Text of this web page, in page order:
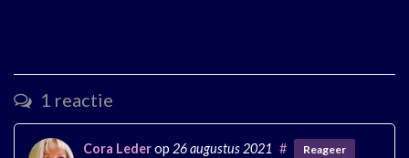
1 reactie
Cora Lederop 26 augustus 2021 # Reageer